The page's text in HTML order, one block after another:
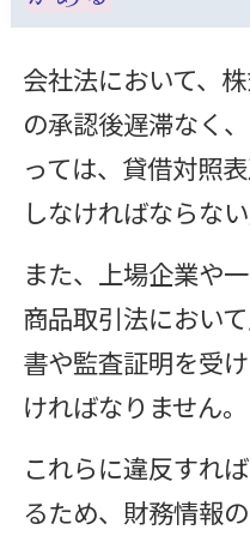
会社法において、
の承認後遅滞なく
っては、貸借対照
しなければならな
また、上場企業や
商品取引法におい
書や監査証明を受
ければなりません。
これらに違反すれ
るため、財務情報